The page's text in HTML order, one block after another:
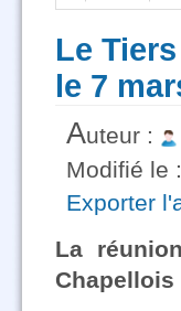
Le Tiers Etat du
Le
le 7
Auteur :
Modifié le
Exporter
La
Chapellois